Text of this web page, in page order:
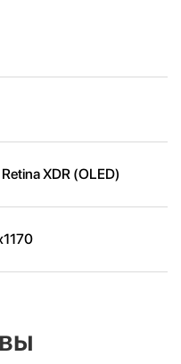
XDR (OLED)